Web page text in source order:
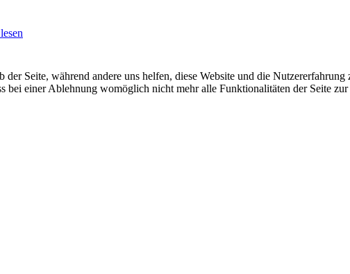
Seite, während andere uns helfen, diese Website und die
bei einer Ablehnung womöglich nicht mehr alle Funktionalitäten der Seite